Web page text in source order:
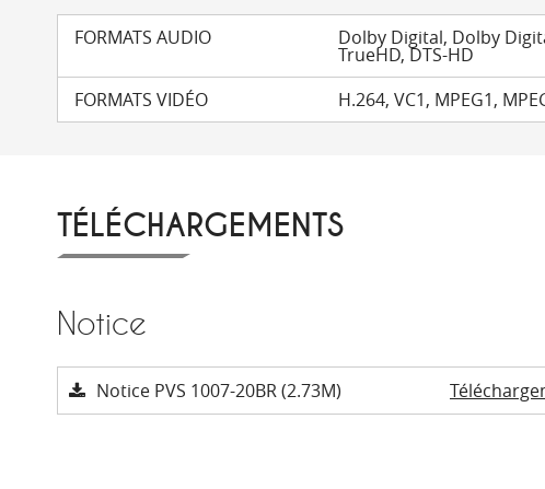
FORMATS AUDIO Dolby Digital, Dolby
TrueHD, DTS-HD
FORMATS VIDÉO
H.264, VC1, MPEG1,
TÉLÉCHARGEMENTS
Notice
Notice PVS 1007-20BR (2.73M)